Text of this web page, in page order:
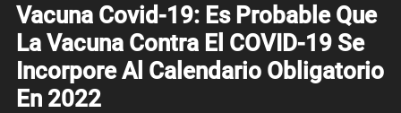
Vacuna Covid-19: Es Probable Que
La Vacuna Contra El COVID-19 Se
Incorpore Al Calendario Obligatorio
En 2022